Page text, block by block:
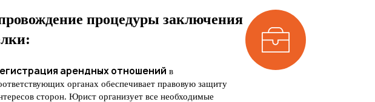
процедуры заключения
арендных отношений в
органах обеспечивает правовую защиту
сторон. Юрист организует все необходимые